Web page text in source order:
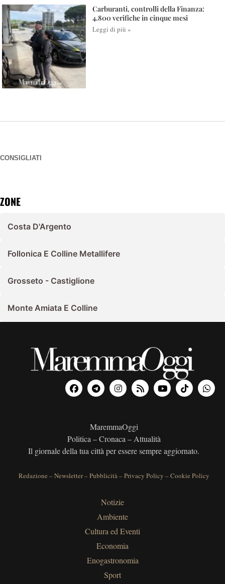
Carburanti, controlli della Finanza:
4.800 verifiche in cinque mesi
Leggi di più »
CONSIGLIATI
ZONE
Costa D'Argento
Follonica E Colline Metallifere
Grosseto - Castiglione
Monte Amiata E Colline
MaremmaOggi
Politica – Cronaca – Attualità
Il giornale della tua città per essere sempre aggiornato.
Redazione –Newsletter–Pubblicità–Privacy Policy –Cookie Policy
Notizie
Ambiente
Cultura ed Eventi
Economia
Enogastronomia
Sport